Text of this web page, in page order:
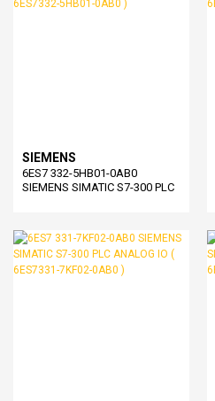
SIEMENS
6ES7 332-5HB01-0AB0
SIEMENS SIMATIC S7-300 PLC